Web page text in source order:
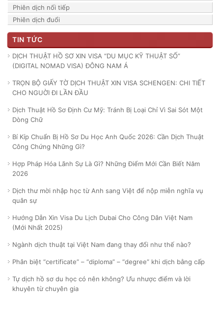
Phiên dịch nối tiếp
Phiên dịch đuổi
TIN TỨC
DỊCH THUẬT HỒ SƠ XIN VISA “DU MỤC KỸ THUẬT SỐ”
(DIGITAL NOMAD VISA) ĐÔNG NAM Á
TRỌN BỘ GIẤY TỜ DỊCH THUẬT XIN VISA SCHENGEN: CHI TIẾT
CHO NGUỜI ĐI LẦN ĐẦU
Dịch Thuật Hồ Sơ Định Cư Mỹ: Tránh Bị Loại Chỉ Vì Sai Sót Một
Dòng Chữ
Bí Kíp Chuẩn Bị Hồ Sơ Du Học Anh Quốc 2026: Cần Dịch Thuật
Công Chứng Những Gì?
Hợp Pháp Hóa Lãnh Sự Là Gì? Những Điểm Mới Cần Biết Năm
2026
Dịch thư mời nhập học từ Anh sang Việt để nộp miễn nghĩa vụ
quân sự
Hướng Dẫn Xin Visa Du Lịch Dubai Cho Công Dân Việt Nam
(Mới Nhất 2025)
Ngành dịch thuật tại Việt Nam đang thay đổi như thế nào?
Phân biệt “certificate” – “diploma” – “degree” khi dịch bằng cấp
Tự dịch hồ sơ du học có nên không? Ưu nhược điểm và lời
khuyên từ chuyên gia